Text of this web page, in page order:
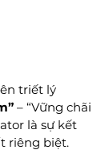
triết lý
– “Vững chãi
là sự kết
riêng biệt.